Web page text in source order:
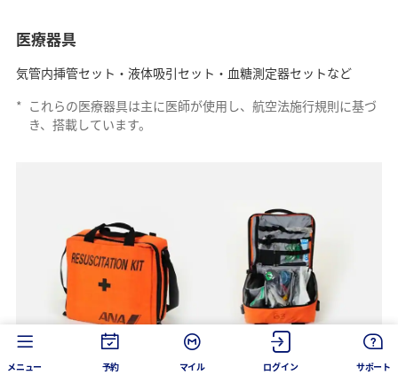
医療器具
気管内挿管セット・液体吸引セット・血糖測定器セットなど
* これらの医療器具は主に医師が使用し、航空法施行規則に基づ
き、搭載しています。
メニュー 予約 マイル ログイン サポート